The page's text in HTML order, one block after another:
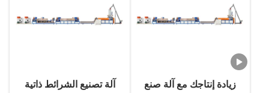
زيادة إنتاجك مع آلة صنع
آلة تصنيع الشرائط ذاتية